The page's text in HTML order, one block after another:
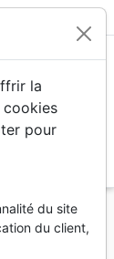
la
cookies
pour
du site
du client,